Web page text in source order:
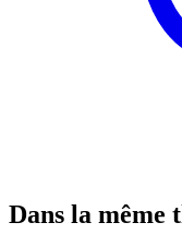
Dans la même